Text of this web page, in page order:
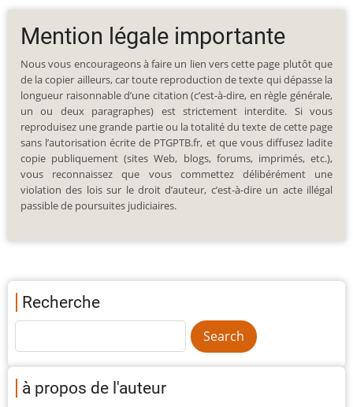
Mention légale importante
Nous vous encourageons à faire un lien vers cette page plutôt que
de la copier ailleurs, car toute reproduction de texte qui dépasse la
longueur raisonnable d’une citation (c’est-à-dire, en règle générale,
un ou deux paragraphes) est strictement interdite. Si vous
reproduisez une grande partie ou la totalité du texte de cette page
sans l’autorisation écrite de PTGPTB.fr, et que vous diffusez ladite
copie publiquement (sites Web, blogs, forums, imprimés, etc.),
vous reconnaissez que vous commettez délibérément une
violation des lois sur le droit d’auteur, c’est-à-dire un acte illégal
passible de poursuites judiciaires.
Recherche
à propos de l'auteur